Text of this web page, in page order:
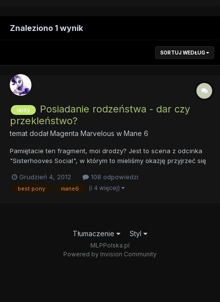
Znaleziono 1 wynik
SORTUJ WEDŁUG
rarity
Posiadanie rodzeństwa - dar czy
przekleństwo?
temat dodałMagenta Marvelous w Mane 6
Pamiętacie ten fragment, moi drodzy? Jest to scena z odcinka
"Sisterhooves Social", w którym to mieliśmy okazję przyjrzeć się
Was oglądając początek odcinka (lub przypatrując się temu GIF-
owi) pomyślało: " Tak, między mną i moją sios...
Grudzień 4, 2012 108 odpowiedzi
best pony mane6 (i 4 więcej)
Tłumaczenie Styl
MLPPolska.pl
Powered by Invision Community